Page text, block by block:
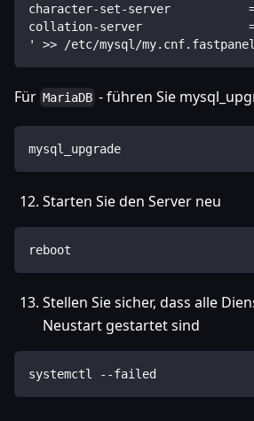
character-set-server
collation-server               =
' >> /etc/mysql/
Für MariaDB - führen Sie
mysql_upgrade
Starten Sie den Server neu
reboot
Stellen Sie sicher, dass alle
Neustart gestartet sind
systemctl --failed